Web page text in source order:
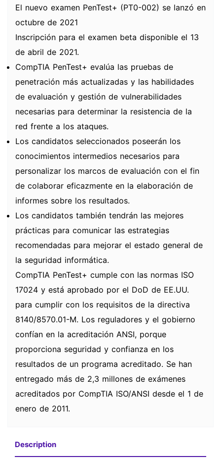
El nuevo examen PenTest+ (PT0-002) se lanzó en
octubre de 2021
Inscripción para el examen beta disponible el 13
de abril de 2021.
CompTIA PenTest+ evalúa las pruebas de
penetración más actualizadas y las habilidades
de evaluación y gestión de vulnerabilidades
necesarias para determinar la resistencia de la
red frente a los ataques.
Los candidatos seleccionados poseerán los
conocimientos intermedios necesarios para
personalizar los marcos de evaluación con el fin
de colaborar eficazmente en la elaboración de
informes sobre los resultados.
Los candidatos también tendrán las mejores
prácticas para comunicar las estrategias
recomendadas para mejorar el estado general de
la seguridad informática.
CompTIA PenTest+ cumple con las normas ISO
17024 y está aprobado por el DoD de EE.UU.
para cumplir con los requisitos de la directiva
8140/8570.01-M. Los reguladores y el gobierno
confían en la acreditación ANSI, porque
proporciona seguridad y confianza en los
resultados de un programa acreditado. Se han
entregado más de 2,3 millones de exámenes
acreditados por CompTIA ISO/ANSI desde el 1 de
enero de 2011.
Description